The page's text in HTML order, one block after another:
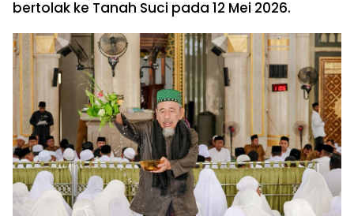
bertolak ke Tanah Suci pada 12 Mei 2026.